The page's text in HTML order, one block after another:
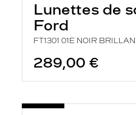
Lunettes de
Ford
FT1301 01E NOIR
289,00 €